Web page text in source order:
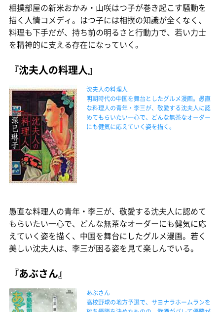
相撲部屋の新米おかみ・山咲はつ子が巻き起こす騒動を
描く人情コメディ。はつ子には相撲の知識が全くなく、
料理も下手だが、持ち前の明るさと行動力で、若い力士
を精神的に支える存在になっていく。
『沈夫人の料理人』
沈夫人の料理人
明朝時代の中国を舞台としたグルメ漫画。愚直
な料理人の青年・李三が、敬愛する沈夫人に認
めてもらいたい一心で、どんな無茶なオーダー
にも健気に応えていく姿を描く。
愚直な料理人の青年・李三が、敬愛する沈夫人に認めて
もらいたい一心で、どんな無茶なオーダーにも健気に応
えていく姿を描く、中国を舞台にしたグルメ漫画。若く
美しい沈夫人は、李三が困る姿を見て楽しんでいる。
『あぶさん』
あぶさん
高校野球の地方予選で、サヨナラホームランを